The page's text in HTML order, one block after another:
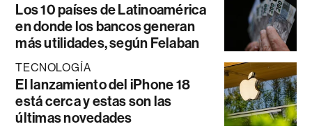
Los 10 países de Latinoamérica
en donde los bancos generan
más utilidades, según Felaban
TECNOLOGÍA
El lanzamiento del iPhone 18
está cerca y estas son las
últimas novedades